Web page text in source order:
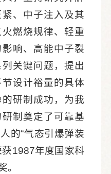
、中子注入及其
燃烧规律、轻重
响、高能中子裂
关键问题，提出
设计裕量的具体
研制成功，为我
制奠定了可靠基
的“气态引爆弹装
获1987年度国家科
。